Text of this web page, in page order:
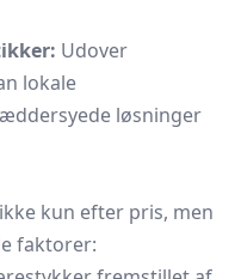
Udover
lokale
løsninger
kun efter pris, men
faktorer: